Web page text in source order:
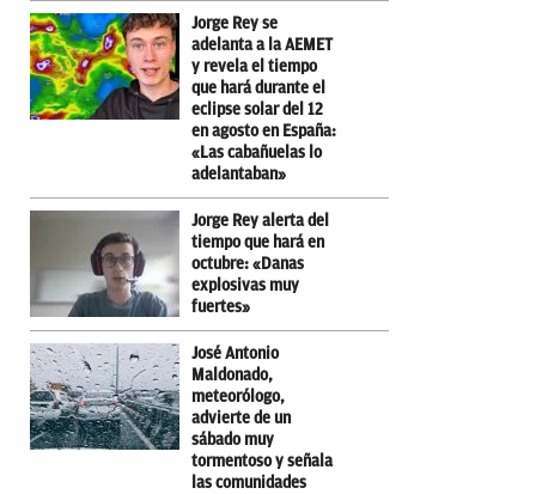
Jorge Rey se
adelanta a la AEMET
y revela el tiempo
que hará durante el
eclipse solar del 12
en agosto en España:
«Las cabañuelas lo
adelantaban»
Jorge Rey alerta del
tiempo que hará en
octubre: «Danas
explosivas muy
fuertes»
José Antonio
Maldonado,
meteorólogo,
advierte de un
sábado muy
tormentoso y señala
las comunidades